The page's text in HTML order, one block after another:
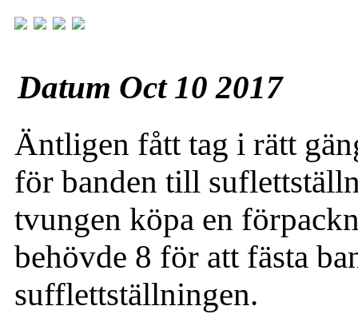
Datum Oct 10 2017
Äntligen fått tag i rätt
för banden till
tvungen köpa en
behövde 8 för att fästa
sufflettställningen.